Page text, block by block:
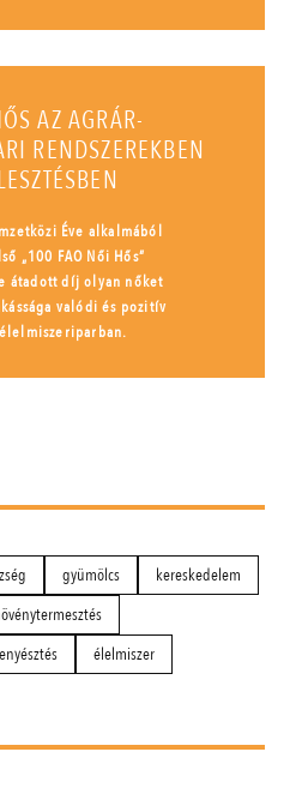
AZ AGRÁR-
RENDSZEREKBEN
Éve alkalmából
„100 FAO Női Hős”
átadott díj olyan nőket
valódi és pozitív
gyümölcs
kereskedelem
élelmiszer